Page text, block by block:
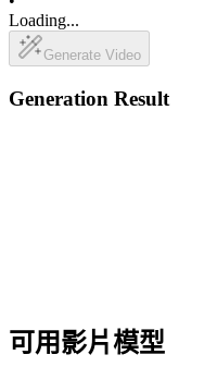
Loading...
Generate Video
Generation Result
可用影片模型